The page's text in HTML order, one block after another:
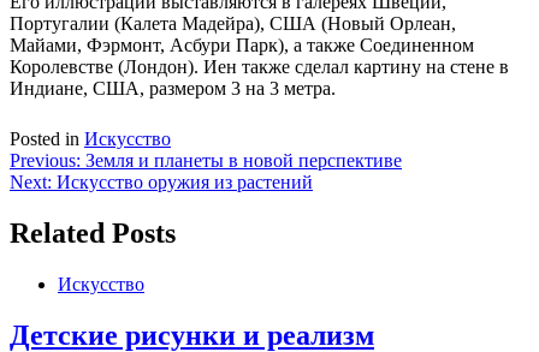
Португалии (Калета Мадейра), США (Новый Орлеан,
Майами, Фэрмонт, Асбури Парк), а также Соединенном
Королевстве (Лондон). Иен также сделал картину на стене в
Индиане, США, размером 3 на 3 метра.
Posted in Искусство
Навигация
по
записям
Previous: Земля и планеты в новой перспективе
Next: Искусство оружия из растений
Related Posts
Искусство
Детские рисунки и реализм